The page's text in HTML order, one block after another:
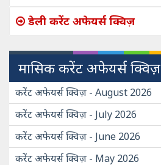
डेली करेंट अफेयर्स क्विज़
मासिक करेंट अफेयर्स क्विज़
करेंट अफेयर्स क्विज़ - August 2026
करेंट अफेयर्स क्विज़ - July 2026
करेंट अफेयर्स क्विज़ - June 2026
करेंट अफेयर्स क्विज़ - May 2026